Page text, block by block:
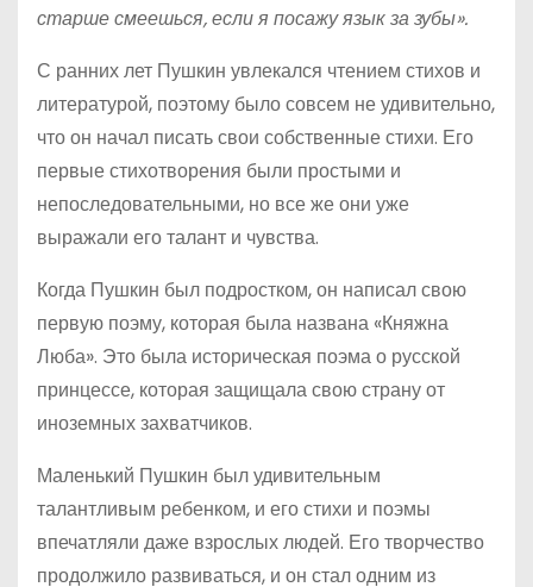
старше смеешься, если я посажу язык за зубы».
С ранних лет Пушкин увлекался чтением стихов и
литературой, поэтому было совсем не удивительно,
что он начал писать свои собственные стихи. Его
первые стихотворения были простыми и
непоследовательными, но все же они уже
выражали его талант и чувства.
Когда Пушкин был подростком, он написал свою
первую поэму, которая была названа «Княжна
Люба». Это была историческая поэма о русской
принцессе, которая защищала свою страну от
иноземных захватчиков.
Маленький Пушкин был удивительным
талантливым ребенком, и его стихи и поэмы
впечатляли даже взрослых людей. Его творчество
продолжило развиваться, и он стал одним из